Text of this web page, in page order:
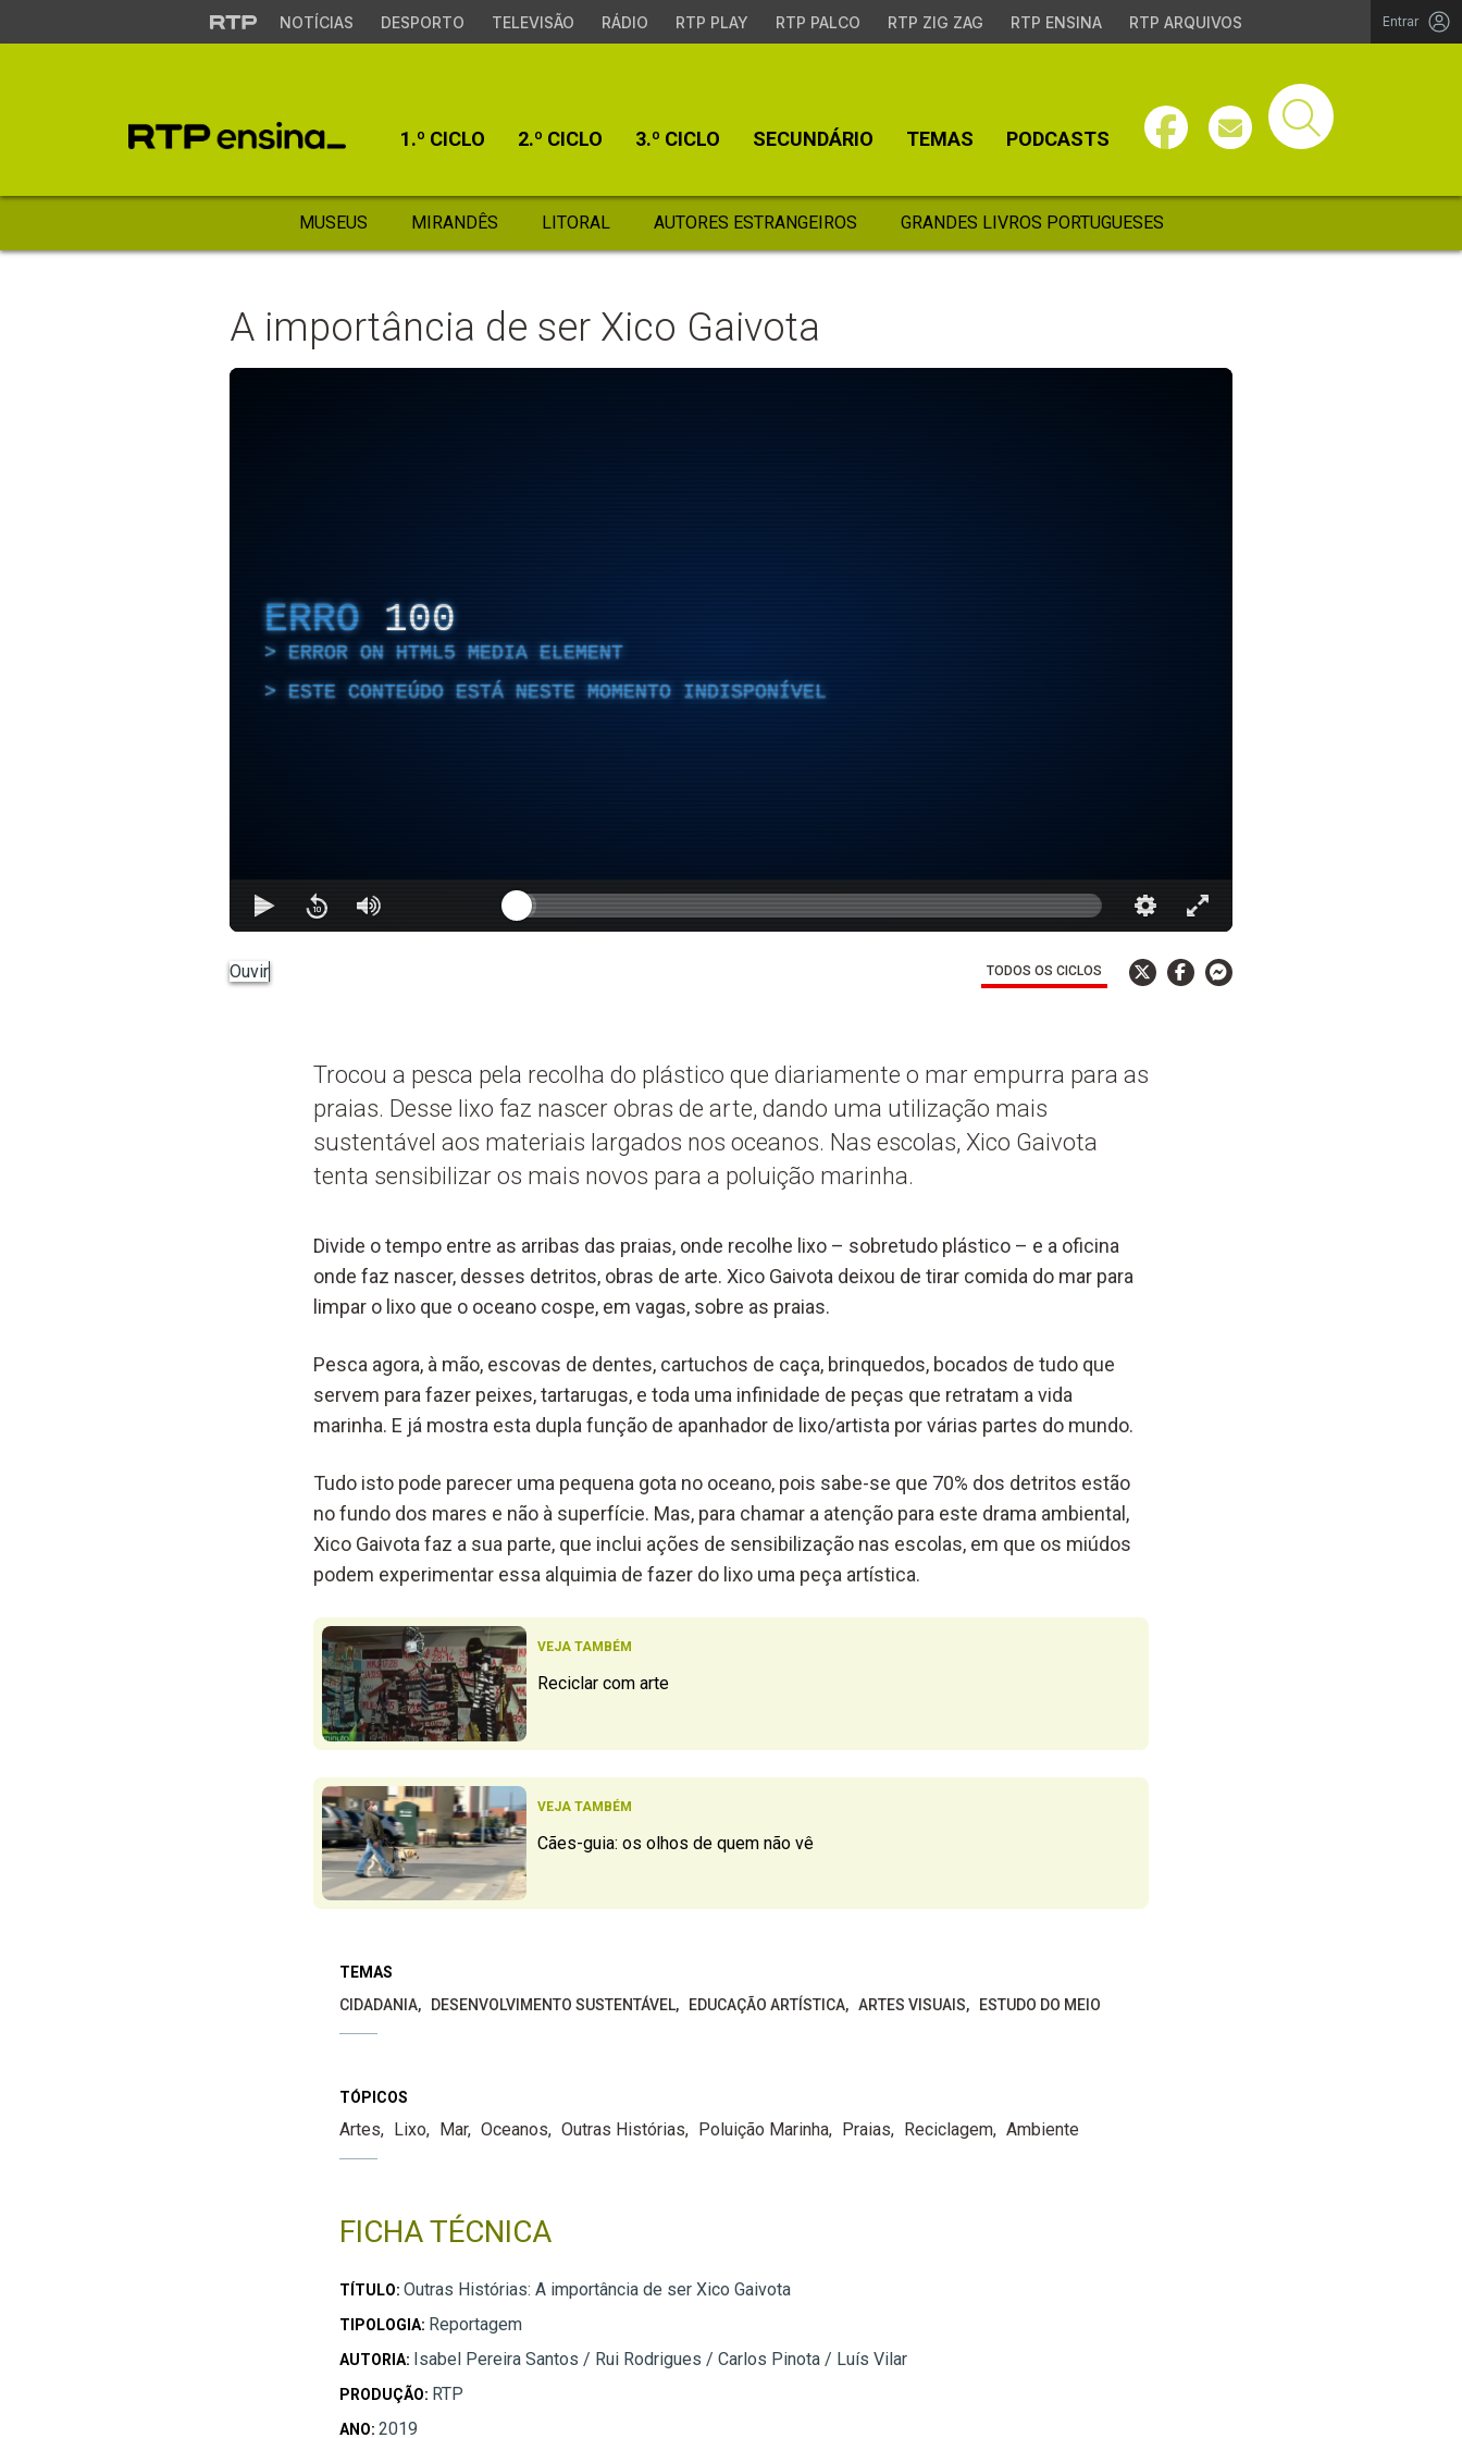
NOTÍCIAS DESPORTO TELEVISÃO RÁDIO RTP PLAY RTP PALCO RTP ZIG ZAG RTP ENSINA RTP ARQUIVOS Entrar
1.º CICLO 2.º CICLO 3.º CICLO SECUNDÁRIO TEMAS PODCASTS
MUSEUS MIRANDÊS LITORAL AUTORES ESTRANGEIROS GRANDES LIVROS PORTUGUESES
A importância de ser Xico Gaivota
ERRO 100
ERROR ON HTML5 MEDIA ELEMENT
ESTE CONTEÚDO ESTÁ NESTE MOMENTO INDISPONÍVEL
Ouvir TODOS OS CICLOS
Trocou a pesca pela recolha do plástico que diariamente o mar empurra para as
praias. Desse lixo faz nascer obras de arte, dando uma utilização mais
sustentável aos materiais largados nos oceanos. Nas escolas, Xico Gaivota
tenta sensibilizar os mais novos para a poluição marinha.
Divide o tempo entre as arribas das praias, onde recolhe lixo – sobretudo plástico – e a oficina
onde faz nascer, desses detritos, obras de arte. Xico Gaivota deixou de tirar comida do mar para
limpar o lixo que o oceano cospe, em vagas, sobre as praias.
Pesca agora, à mão, escovas de dentes, cartuchos de caça, brinquedos, bocados de tudo que
servem para fazer peixes, tartarugas, e toda uma infinidade de peças que retratam a vida
marinha. E já mostra esta dupla função de apanhador de lixo/artista por várias partes do mundo.
Tudo isto pode parecer uma pequena gota no oceano, pois sabe-se que 70% dos detritos estão
no fundo dos mares e não à superfície. Mas, para chamar a atenção para este drama ambiental,
Xico Gaivota faz a sua parte, que inclui ações de sensibilização nas escolas, em que os miúdos
podem experimentar essa alquimia de fazer do lixo uma peça artística.
VEJA TAMBÉM
Reciclar com arte
VEJA TAMBÉM
Cães-guia: os olhos de quem não vê
TEMAS
CIDADANIA
DESENVOLVIMENTO SUSTENTÁVEL EDUCAÇÃO ARTÍSTICA ARTES VISUAIS ESTUDO DO MEIO
TÓPICOS
Artes Lixo Mar Oceanos Outras Histórias Poluição Marinha Praias Reciclagem Ambiente
FICHA TÉCNICA
TÍTULO: Outras Histórias: A importância de ser Xico Gaivota
TIPOLOGIA: Reportagem
AUTORIA: Isabel Pereira Santos / Rui Rodrigues / Carlos Pinota / Luís Vilar
PRODUÇÃO: RTP
ANO: 2019